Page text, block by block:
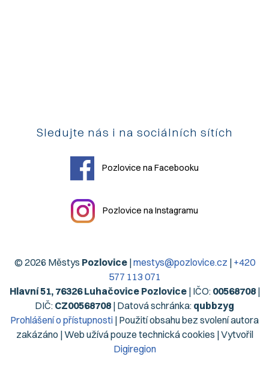
Sledujte nás i na sociálních sítích
Pozlovice na Facebooku
Pozlovice na Instagramu
© 2026 Městys Pozlovice|mestys@pozlovice.cz | +420
577 113 071
Hlavní 51, 76326 Luhačovice Pozlovice| IČO: 00568708|
DIČ: CZ00568708 | Datová schránka: qubbzyg
Prohlášení o přístupnosti | Použití obsahu bez svolení autora
zakázáno | Web užívá pouze technická cookies | Vytvořil
Digiregion